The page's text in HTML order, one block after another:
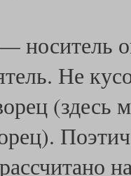
носитель
Не
(здесь